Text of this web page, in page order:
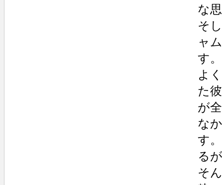
な
そ
ャ
す。
よ
た
が
な
す
る
そ